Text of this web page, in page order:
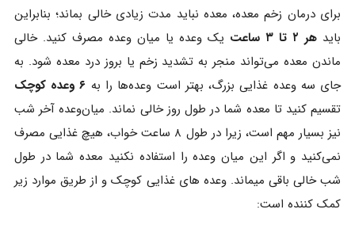
برای درمان زخم معده، معده نباید مدت زیادی خالی بماند؛ بنابراین
باید هر ۲ تا ۳ ساعت
یک وعده یا میان‌ وعده مصرف کنید. خالی
ماندن معده می‌تواند منجر به تشدید زخم یا بروز درد معده شود. به
جای سه وعده غذایی بزرگ، بهتر است وعده‌ها را به ۶ وعده کوچک
تقسیم کنید تا معده شما در طول روز خالی نماند. میان‌وعده آخر شب
نیز بسیار مهم است، زیرا در طول ۸ ساعت خواب، هیچ غذایی مصرف
نمی‌کنید و اگر این میان وعده را استفاده نکنید معده شما در طول
شب خالی باقی میماند. وعده های غذایی کوچک و از طریق موارد زیر
کمک کننده است: